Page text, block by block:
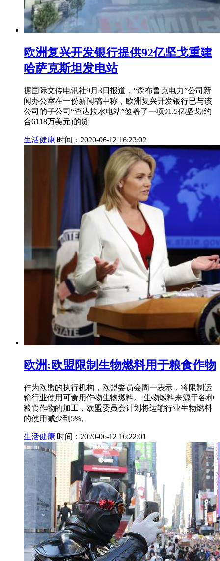
欧洲复兴开发银行提供92亿坚戈重建
哈萨克斯坦发电站
据国际文传电讯社9月3日报道，“森布鲁克电力”公司新
闻办公室在一份新闻稿中称，欧洲复兴开发银行已与该
公司的子公司“查达拉水电站”签署了一项91.5亿坚戈(约
合6118万美元)的贷
生活健康 时间：2020-06-12 16:23:02
欧洲:欧盟限制生物燃料用于粮食作物
作为欧盟的执行机构，欧盟委员会周一表示，将限制运
输行业使用可食用作物生物燃料。 生物燃料来源于各种
粮食作物的加工，欧盟委员会计划将运输行业生物燃料
的使用减少到5%。
生活健康 时间：2020-06-12 16:22:01